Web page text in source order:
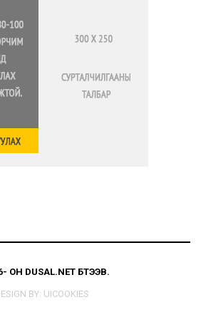
ОН DUSAL.NET БҮТЭЭВ.
BY: UICOOKIES